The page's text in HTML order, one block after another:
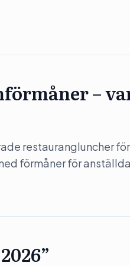
–
restaurangluncher
förmåner för